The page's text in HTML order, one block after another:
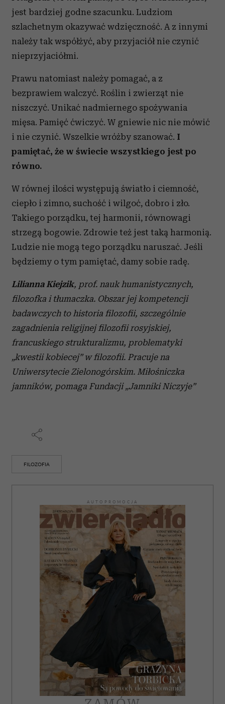
jest bardziej godne szacunku. Ludziom
szlachetnym okazywać wdzięczność. A z innymi
należy tak współżyć, aby przyjaciół nie czynić
nieprzyjaciółmi.
Prawu natomiast należy pomagać, a z
bezprawiem walczyć. Roślin i zwierząt nie
niszczyć. Unikać nadmiernego spożywania
mięsa. Pamięć ćwiczyć. W gniewie nic nie mówić
i nie czynić. Wszelkie wróżby szanować. I
pamiętać, że w świecie wszystkiego jest po
równo.
W równej ilości występują światło i ciemność,
ciepło i zimno, suchość i wilgoć, dobro i zło.
Takiego porządku, tej harmonii, równowagi
strzegą bogowie. Zdrowie też jest taką harmonią.
Ludzie nie mogą tego porządku naruszać. Jeśli
będziemy o tym pamiętać, damy sobie radę.
Lilianna Kiejzik, prof. nauk humanistycznych,
filozofka i tłumaczka. Obszar jej kompetencji
badawczych to historia filozofii, szczególnie
zagadnienia religijnej filozofii rosyjskiej,
francuskiego strukturalizmu, problematyki
„kwestii kobiecej” w filozofii. Pracuje na
Uniwersytecie Zielonogórskim. Miłośniczka
jamników, pomaga Fundacji „Jamniki Niczyje”
FILOZOFIA
AUTOPROMOCJA